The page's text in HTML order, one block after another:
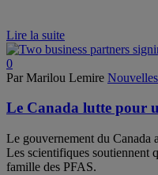
Lire la suite
0
Par Marilou Lemire Nouvelles
Le Canada lutte pour
Le gouvernement du Canada
Les scientifiques soutiennent
famille des PFAS.